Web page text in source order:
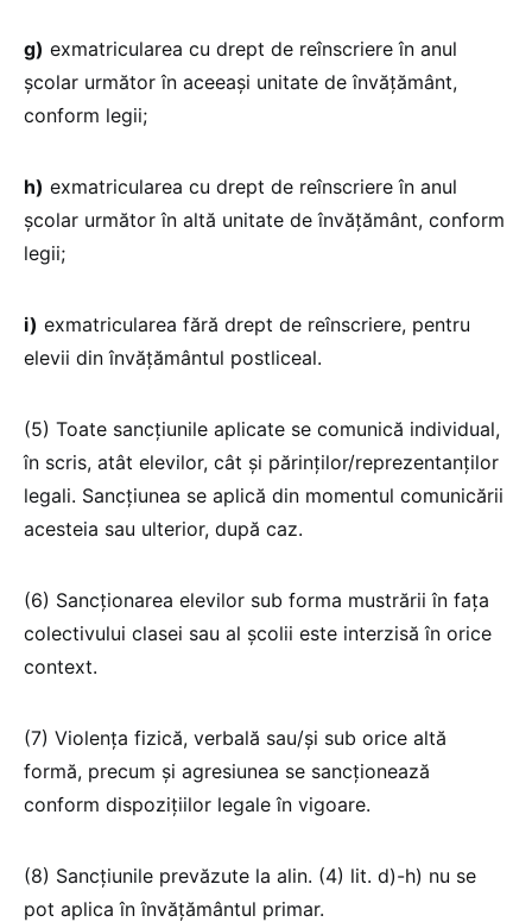
g) exmatricularea cu drept de reînscriere în anul
școlar următor în aceeași unitate de învățământ,
conform legii;
h) exmatricularea cu drept de reînscriere în anul
școlar următor în altă unitate de învățământ, conform
legii;
i) exmatricularea fără drept de reînscriere, pentru
elevii din învățământul postliceal.
(5) Toate sancțiunile aplicate se comunică individual,
în scris, atât elevilor, cât și părinților/reprezentanților
legali. Sancțiunea se aplică din momentul comunicării
acesteia sau ulterior, după caz.
(6) Sancționarea elevilor sub forma mustrării în fața
colectivului clasei sau al școlii este interzisă în orice
context.
(7) Violența fizică, verbală sau/și sub orice altă
formă, precum și agresiunea se sancționează
conform dispozițiilor legale în vigoare.
(8) Sancțiunile prevăzute la alin. (4) lit. d)-h) nu se
pot aplica în învățământul primar.